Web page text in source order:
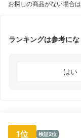
お探しの商品がない場合は
ランキングは参考にな
はい
1位 検証2位